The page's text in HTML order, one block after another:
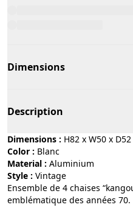
Dimensions
Description
Dimensions : H82 x W50 x D52
Color :
blanc
Material :
aluminium
Style :
vintage
Ensemble de 4 chaises
emblématique des années 70.